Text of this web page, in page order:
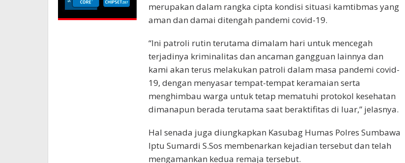
merupakan dalam rangka cipta kondisi situasi kamtibmas yang
aman dan damai ditengah pandemi covid-19.
“Ini patroli rutin terutama dimalam hari untuk mencegah
terjadinya kriminalitas dan ancaman gangguan lainnya dan
kami akan terus melakukan patroli dalam masa pandemi covid-
19, dengan menyasar tempat-tempat keramaian serta
menghimbau warga untuk tetap mematuhi protokol kesehatan
dimanapun berada terutama saat beraktifitas di luar,” jelasnya.
Hal senada juga diungkapkan Kasubag Humas Polres Sumbawa
Iptu Sumardi S.Sos membenarkan kejadian tersebut dan telah
mengamankan kedua remaja tersebut.